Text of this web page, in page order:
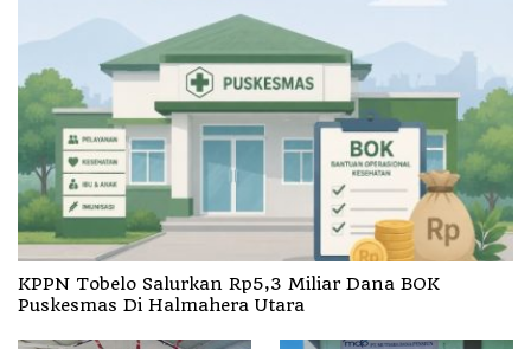
KPPN Tobelo Salurkan Rp5,3 Miliar Dana BOK
Puskesmas Di Halmahera Utara